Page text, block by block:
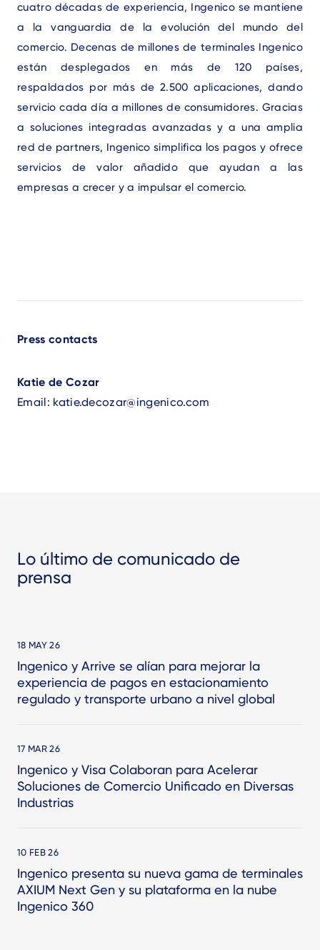
cuatro décadas de experiencia, Ingenico se mantiene
a la vanguardia de la evolución del mundo del
comercio. Decenas de millones de terminales Ingenico
están desplegados en más de 120 países,
respaldados por más de 2.500 aplicaciones, dando
servicio cada día a millones de consumidores. Gracias
a soluciones integradas avanzadas y a una amplia
red de partners, Ingenico simplifica los pagos y ofrece
servicios de valor añadido que ayudan a las
empresas a crecer y a impulsar el comercio.
Press contacts
Katie de Cozar
Email: katie.decozar@ingenico.com
Lo último de comunicado de
prensa
18 MAY 26
Ingenico y Arrive se alían para mejorar la
experiencia de pagos en estacionamiento
regulado y transporte urbano a nivel global
17 MAR 26
Ingenico y Visa Colaboran para Acelerar
Soluciones de Comercio Unificado en Diversas
Industrias
10 FEB 26
Ingenico presenta su nueva gama de terminales
AXIUM Next Gen y su plataforma en la nube
Ingenico 360